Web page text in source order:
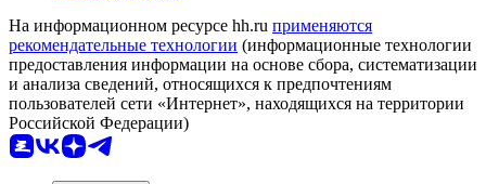
На информационном ресурсе hh.ru применяются
рекомендательные технологии (информационные технологии
предоставления информации на основе сбора, систематизации
и анализа сведений, относящихся к предпочтениям
пользователей сети «Интернет», находящихся на территории
Российской Федерации)